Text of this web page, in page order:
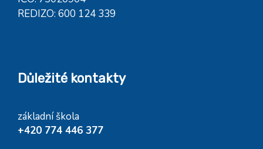
REDIZO: 600 124 339
Důležité kontakty
základní škola
+420 774 446 377